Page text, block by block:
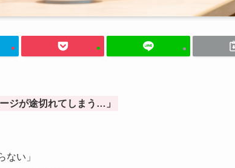
ジが途切れてしまう…」
ない」